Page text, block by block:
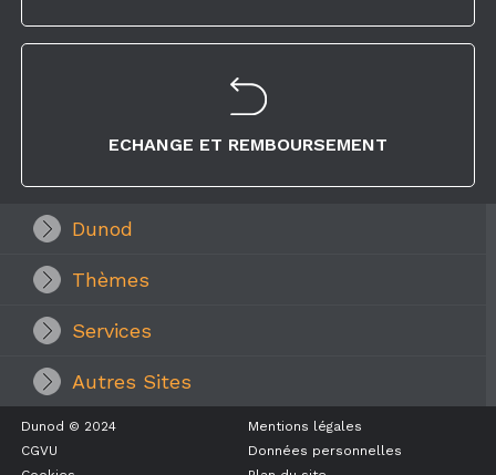
ECHANGE ET REMBOURSEMENT
Dunod
Thèmes
Services
Autres Sites
Dunod © 2024
Mentions légales
CGVU
Données personnelles